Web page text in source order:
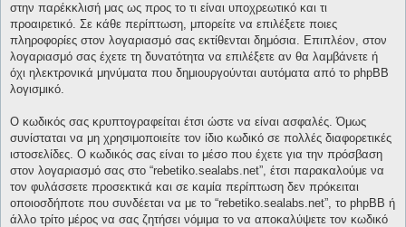
στην παρέκκλισή μας ως προς το τι είναι υποχρεωτικό και τι
προαιρετικό. Σε κάθε περίπτωση, μπορείτε να επιλέξετε ποιες
πληροφορίες στον λογαριασμό σας εκτίθενται δημόσια. Επιπλέον, στον
λογαριασμό σας έχετε τη δυνατότητα να επιλέξετε αν θα λαμβάνετε ή
όχι ηλεκτρονικά μηνύματα που δημιουργούνται αυτόματα από το phpBB
λογισμικό.
Ο κωδικός σας κρυπτογραφείται έτσι ώστε να είναι ασφαλές. Όμως
συνίσταται να μη χρησιμοποιείτε τον ίδιο κωδικό σε πολλές διαφορετικές
ιστοσελίδες. Ο κωδικός σας είναι το μέσο που έχετε για την πρόσβαση
στον λογαριασμό σας στο “rebetiko.sealabs.net”, έτσι παρακαλούμε να
τον φυλάσσετε προσεκτικά και σε καμία περίπτωση δεν πρόκειται
οποιοσδήποτε που συνδέεται να με το “rebetiko.sealabs.net”, το phpBB ή
άλλο τρίτο μέρος να σας ζητήσει νόμιμα το να αποκαλύψετε τον κωδικό